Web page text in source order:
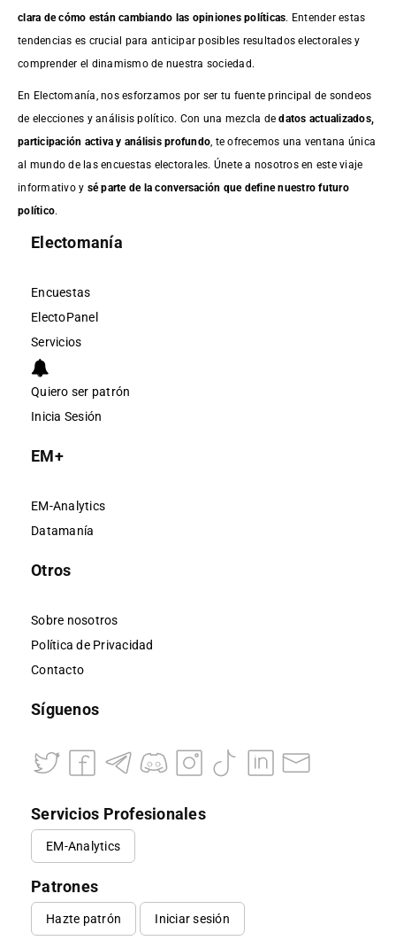
clara de cómo están cambiando las opiniones políticas. Entender estas
tendencias es crucial para anticipar posibles resultados electorales y
comprender el dinamismo de nuestra sociedad.
En Electomanía, nos esforzamos por ser tu fuente principal de sondeos
de elecciones y análisis político. Con una mezcla dedatos actualizados,
participación activa y análisis profundo, te ofrecemos una ventana única
al mundo de las encuestas electorales. Únete a nosotros en este viaje
informativo y sé parte de la conversación que define nuestro futuro
político.
Electomanía
Encuestas
ElectoPanel
Servicios
Quiero ser patrón
Inicia Sesión
EM+
EM-Analytics
Datamanía
Otros
Sobre nosotros
Política de Privacidad
Contacto
Síguenos
Servicios Profesionales
EM-Analytics
Patrones
Hazte patrón Iniciar sesión